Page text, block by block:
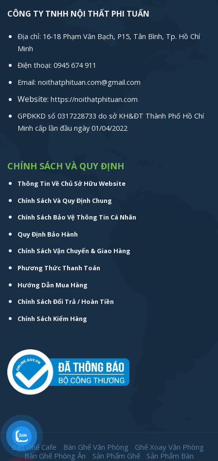
CÔNG TY TNHH NỘI THẤT PHI TUẤN
Địa chỉ: 16-18 Phạm Văn Bạch, P15, Tân Bình, Tp. Hồ Chí
Minh
Điện thoại: 0945 674 911
Email: noithatphituan.com@gmail.com
Website: https://noithatphituan.com
GPĐKKD số 0317228733 do sở KH&ĐT Thành Phố Hồ Chí
Minh cấp lần đầu ngày 01/04/2022
CHÍNH SÁCH VÀ QUY ĐỊNH
Thông Tin Về Chủ Sở Hữu Website
Chính Sách Và Quy Định Chung
Chính Sách Bảo Vệ Thông Tin Cá Nhân
Quy Định Bảo Hành
Chính Sách Vận Chuyển & Giao Hàng
Phương Thức Thanh Toán
Hướng Dẫn Mua Hàng
Chính Sách Đổi Trả / Hoàn Tiền
Chính Sách Kiểm Hàng
Bàn Ghế Cafe Bàn Ghế Văn Phòng
Ghế Xoay Văn Phòng
Bàn Ghế Phòng Ăn
Sản Phẩm Ghế
Sản Phẩm Bàn